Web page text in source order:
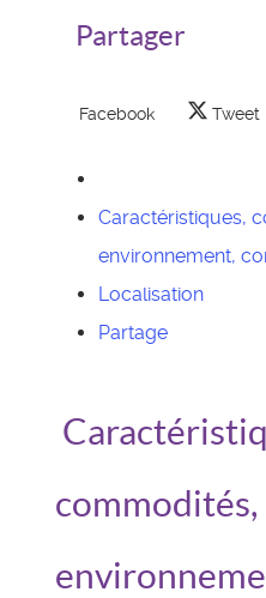
Partager
Facebook Tweet
Caractéristiques,
environnement,
Localisation
Partage
commodités,